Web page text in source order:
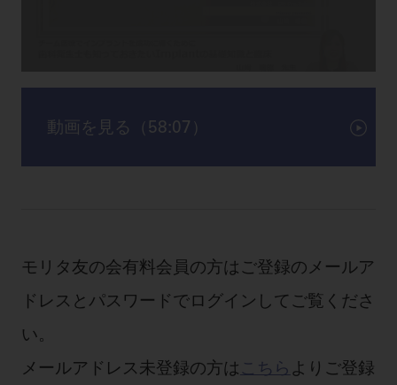
動画を見る（58:07）
モリタ友の会有料会員の方はご登録のメールア
ドレスとパスワードでログインしてご覧くださ
い。
メールアドレス未登録の方は こちら よりご登録